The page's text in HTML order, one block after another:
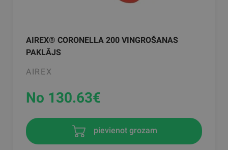
AIREX® CORONELLA 200 VINGROŠANAS
PAKLĀJS
AIREX
No 130.63€
pievienot grozam